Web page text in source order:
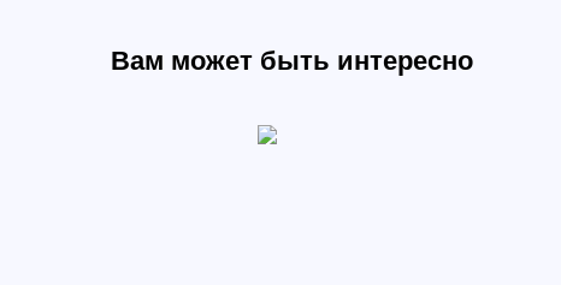
Вам может быть интересно